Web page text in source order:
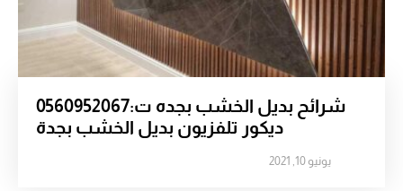
شرائح بديل الخشب بجده ت:0560952067
ديكور تلفزيون بديل الخشب بجدة
يونيو 10, 2021